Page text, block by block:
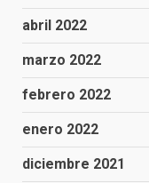
abril 2022
marzo 2022
febrero 2022
enero 2022
diciembre 2021